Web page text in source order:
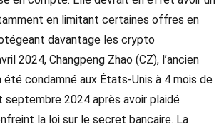
en limitant certaines offres en
davantage les crypto
2024, Changpeng Zhao (CZ), l’ancien
été condamné aux États-Unis à 4 mois de
septembre 2024 après avoir plaidé
la loi sur le secret bancaire. La